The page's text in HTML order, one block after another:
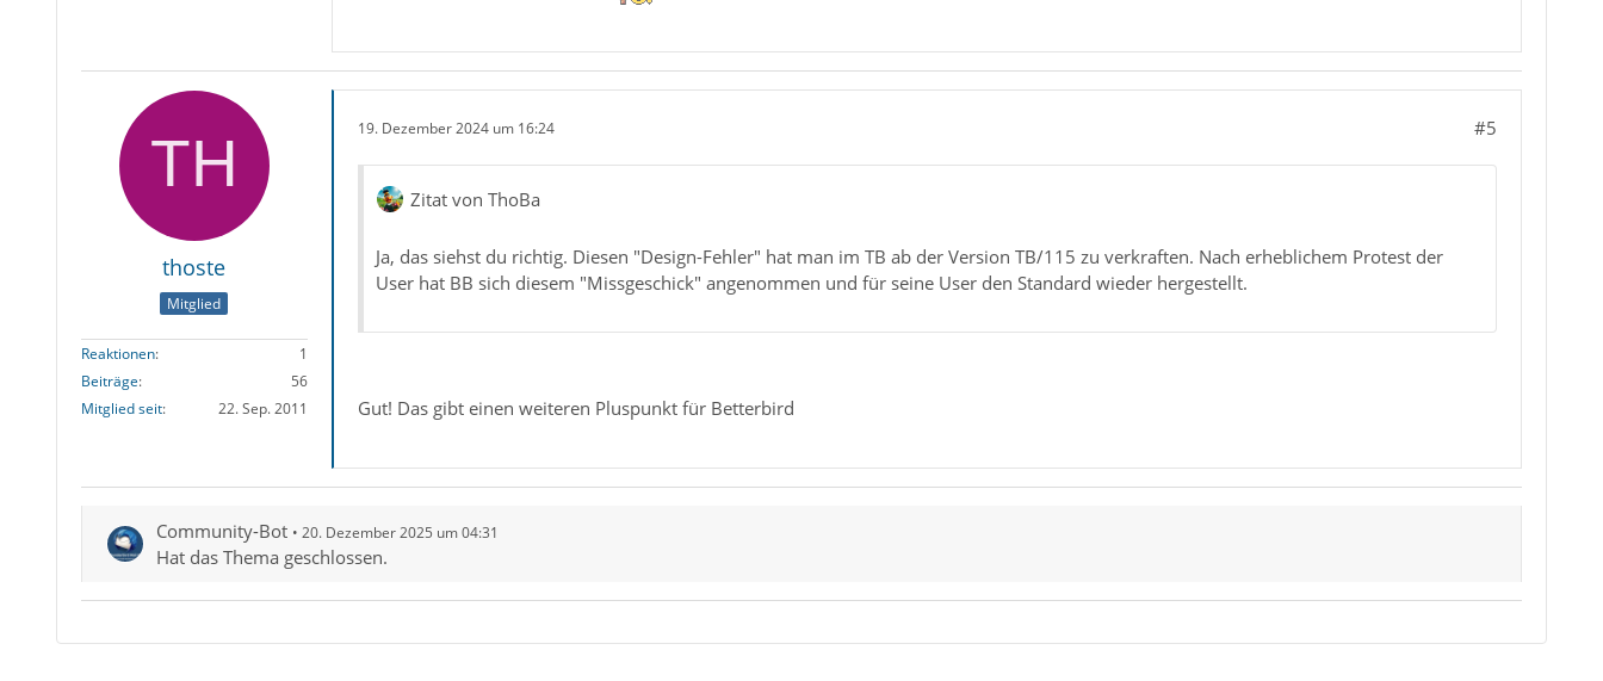
thoste
Mitglied
Reaktionen
1
Beiträge
56
Mitglied seit
22. Sep. 2011
19. Dezember 2024 um 16:24 #5
Zitat von ThoBa
Ja, das siehst du richtig. Diesen "Design-Fehler" hat man im TB ab der Version TB/115 zu verkraften. Nach erheblichem Protest der
User hat BB sich diesem "Missgeschick" angenommen und für seine User den Standard wieder hergestellt.
Gut! Das gibt einen weiteren Pluspunkt für Betterbird
Community-Bot 20. Dezember 2025 um 04:31
Hat das Thema geschlossen.